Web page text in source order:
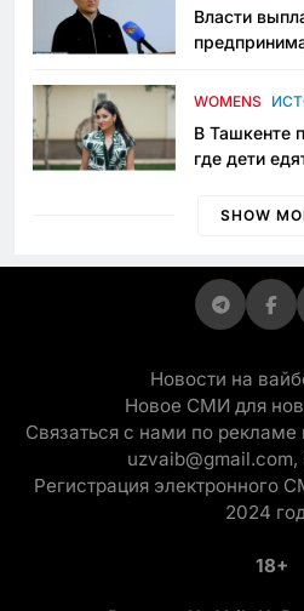
Власти
приговору
WOMENS
В Ташкенте
где дети
просить
SHOW
Новости на
Новое СМИ для
Связаться с нами по
uzvaib@gmail.com,
Регистрация электронного
2024
18+